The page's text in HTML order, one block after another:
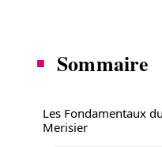
Sommaire
Les Fondamentaux
Merisier